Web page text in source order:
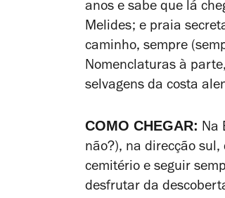
anos e sabe que lá
Melides; e praia
caminho, sempre
Nomenclaturas à
selvagens da costa
COMO CHEGAR: Na
não?), na direcção
cemitério e seguir
desfrutar da